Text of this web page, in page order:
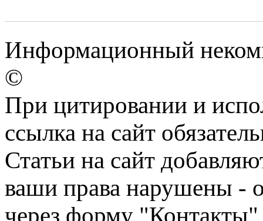
Информационный
©
При цитировании и
ссылка на сайт
Статьи на сайт
ваши права нарушены -
через форму "Контакты"